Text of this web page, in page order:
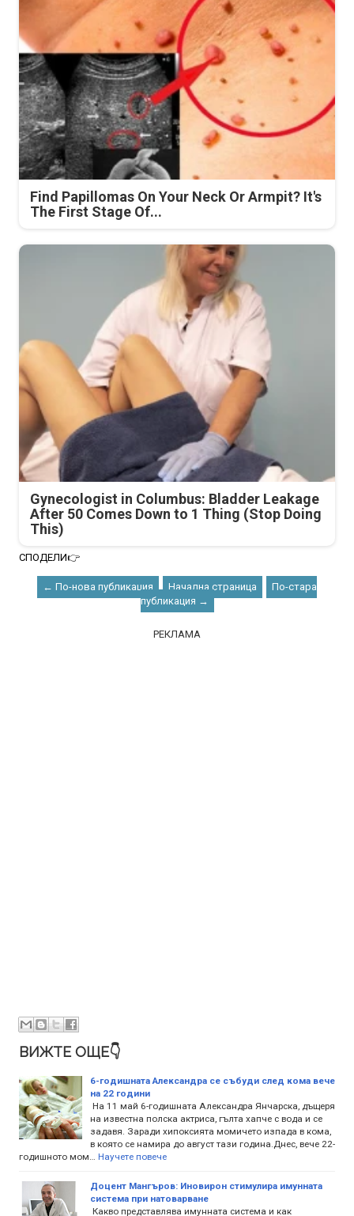
Find Papillomas On Your Neck Or Armpit? It's
The First Stage Of...
Gynecologist in Columbus: Bladder Leakage
After 50 Comes Down to 1 Thing (Stop Doing
This)
СПОДЕЛИ👉
← По-нова публикация Начална страница
По-стара
публикация →
РЕКЛАМА
ВИЖТЕ ОЩЕ👇
6-годишната Александра се събуди след кома вече
на 22 години
На 11 май 6-годишната Александра Янчарска, дъщеря
на известна полска актриса, гълта хапче с вода и се
задавя. Заради хипоксията момичето изпада в кома,
в която се намира до август тази година.Днес, вече 22-
годишното мом…
Научете повече
Доцент Мангъров: Иновирон стимулира имунната
система при натоварване
Какво представлява имунната система и как